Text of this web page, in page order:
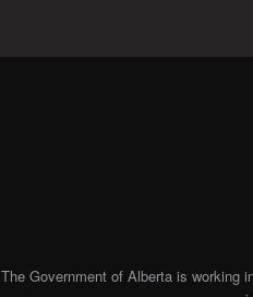
The Government of Alberta is working